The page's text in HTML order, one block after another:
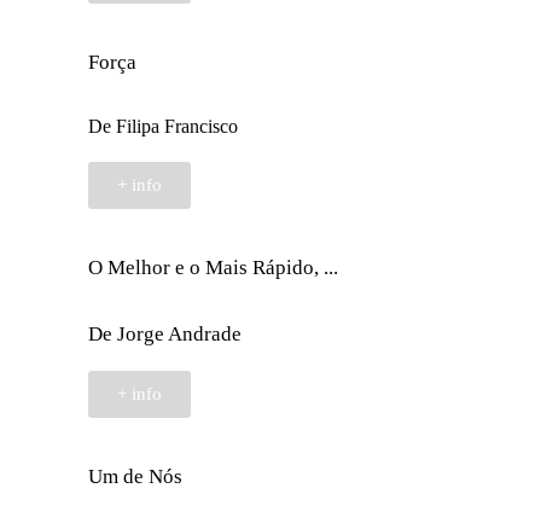
Força
De Filipa Francisco
+ info
O Melhor e o Mais Rápido, ...
De Jorge Andrade
+ info
Um de Nós